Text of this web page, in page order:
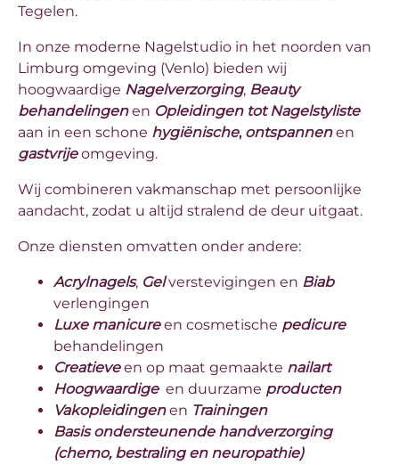
Tegelen.
In onze moderne Nagelstudio in het noorden van
Limburg omgeving (Venlo) bieden wij
hoogwaardige Nagelverzorging, Beauty
behandelingen en Opleidingen tot Nagelstyliste
aan in een schone hygiënische, ontspannenen
gastvrijeomgeving.
Wij combineren vakmanschap met persoonlijke
aandacht, zodat u altijd stralend de deur uitgaat.
Onze diensten omvatten onder andere:
Acrylnagels, Gelverstevigingen en Biab
verlengingen
Luxe manicureen cosmetische pedicure
behandelingen
Creatieveen op maat gemaakte nailart
Hoogwaardige en duurzame producten
Vakopleidingenen Trainingen
Basis ondersteunende handverzorging
(chemo, bestraling en neuropathie)